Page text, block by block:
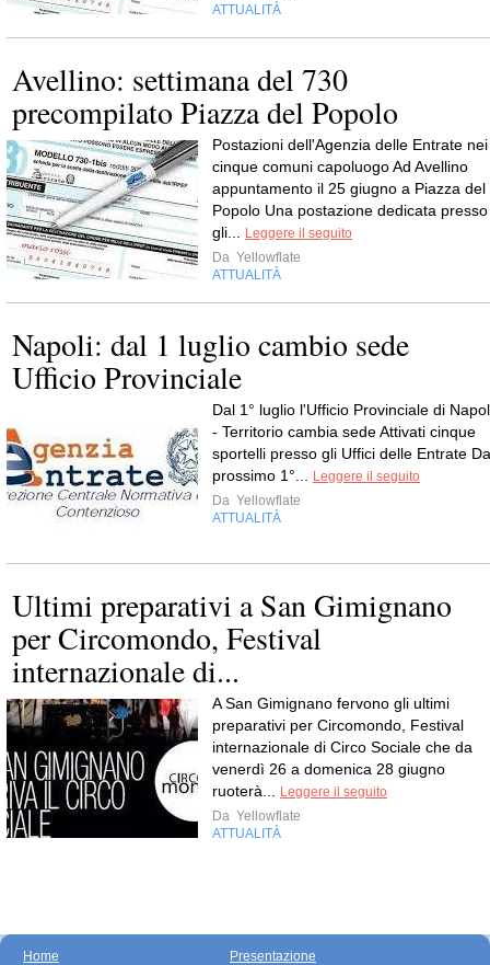
ATTUALITÀ
Avellino: settimana del 730
precompilato Piazza del Popolo
Postazioni dell'Agenzia delle Entrate nei
cinque comuni capoluogo Ad Avellino
appuntamento il 25 giugno a Piazza del
Popolo Una postazione dedicata presso
gli...
Leggere il seguito
Da Yellowflate
ATTUALITÀ
Napoli: dal 1 luglio cambio sede
Ufficio Provinciale
Dal 1° luglio l'Ufficio Provinciale di
- Territorio cambia sede Attivati cinque
sportelli presso gli Uffici delle Entrate
prossimo 1°...
Leggere il seguito
Da Yellowflate
ATTUALITÀ
Ultimi preparativi a San Gimignano
per Circomondo, Festival
internazionale di...
A San Gimignano fervono gli ultimi
preparativi per Circomondo, Festival
internazionale di Circo Sociale che da
venerdì 26 a domenica 28 giugno
ruoterà...
Leggere il seguito
Da Yellowflate
ATTUALITÀ
Home Presentazione